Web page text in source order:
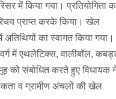
में किया गया। प्रतियोगिता
प्राप्त करके किया। खेल
का स्वागत किया गया।
में एथलेटिक्स, वालीबॉल,
को संबोधित करते हुए विधायक
व ग्रामीण अंचलों की खेल